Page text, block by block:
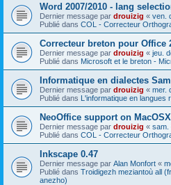
Word 2007/2010 - lang
Dernier message par drouizig « ven.
Publié dans COL - Correcteur
Correcteur breton pour Office
Dernier message par drouizig « jeu.
Publié dans Microsoft et le breton -
Informatique en dialectes
Dernier message par drouizig « mer.
Publié dans L'informatique en langues
NeoOffice support on MacOSX
Dernier message par drouizig « sam.
Publié dans COL - Correcteur
Inkscape 0.47
Dernier message par Alan Monfort «
Publié dans Troidigezh meziantoù all
anezho)